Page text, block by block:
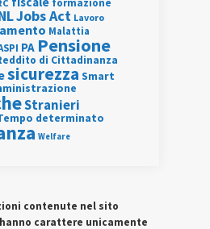
formazione
Jobs Act Lavoro
Malattia
PA Pensione
di Cittadinanza
sicurezza Smart
Stranieri
determinato
Welfare
contenute nel sito
hanno carattere unicamente